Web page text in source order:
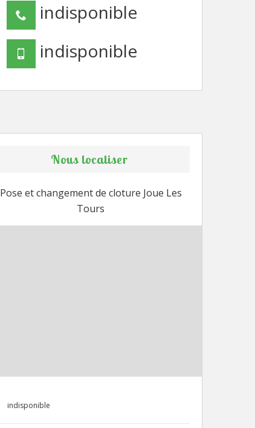
indisponible
indisponible
Nous localiser
Pose et changement de cloture Joue Les
Tours
indisponible